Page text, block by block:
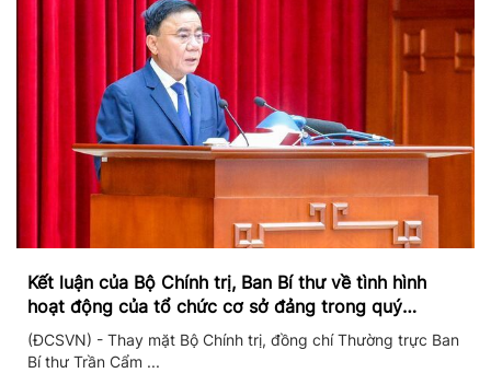
Kết luận của Bộ Chính trị, Ban Bí thư về tình hình
hoạt động của tổ chức cơ sở đảng trong quý
II/2026
(ĐCSVN) - Thay mặt Bộ Chính trị, đồng chí Thường trực Ban
Bí thư Trần Cẩm ...